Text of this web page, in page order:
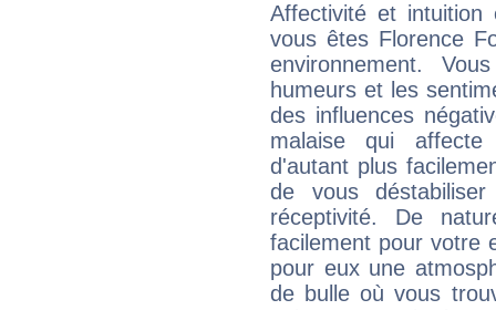
Affectivité et intuition
vous êtes Florence
environnement.
humeurs et les
des influences
malaise qui
d'autant plus
de vous
réceptivité. De
facilement pour votre
pour eux une
de bulle où vous